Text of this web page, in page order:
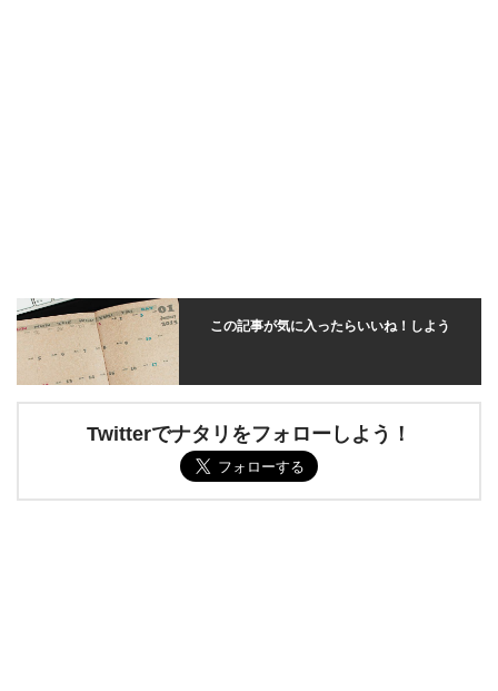
この記事が気に入ったらいいね！しよう
Twitterでナタリをフォローしよう！